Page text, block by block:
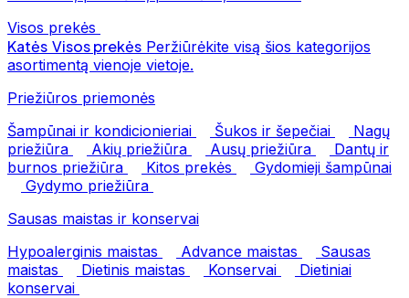
Visos prekės
Katės Visos prekės Peržiūrėkite visą šios kategorijos
asortimentą vienoje vietoje.
Priežiūros priemonės
Šampūnai ir kondicionieriai
Šukos ir šepečiai
Nagų
priežiūra
Akių priežiūra Ausų priežiūra
Dantų ir
burnos priežiūra
Kitos prekės
Gydomieji šampūnai
Gydymo priežiūra
Sausas maistas ir konservai
Hypoalerginis maistas
Advance maistas
Sausas
maistas
Dietinis maistas Konservai
Dietiniai
konservai